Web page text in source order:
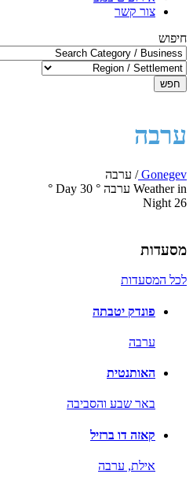
צור קשר
חיפוש
חפש
ערבה
Gonegev
/ ערבה
Weather in ערבה
°
30
Day
°
26
Night
מסעדות
לכל המסעדות
פונדק יטבתה
ערבה
האותנטית
באר שבע והסביבה
קאזה דו ברזיל
אילת, ערבה